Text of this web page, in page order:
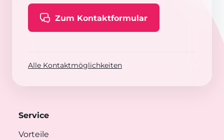
Zum Kontaktformular
Alle Kontaktmöglichkeiten
Service
Vorteile